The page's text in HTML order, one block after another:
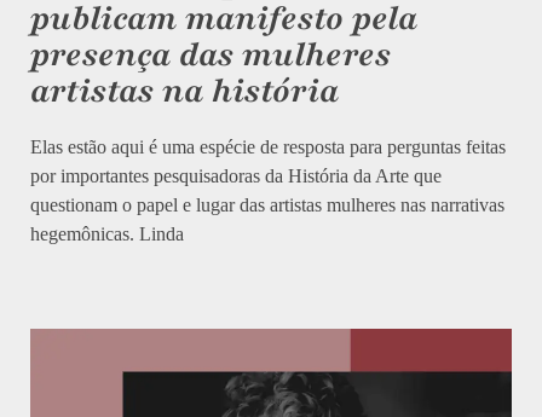
publicam manifesto pela
presença das mulheres
artistas na história
Elas estão aqui é uma espécie de resposta para perguntas feitas
por importantes pesquisadoras da História da Arte que
questionam o papel e lugar das artistas mulheres nas narrativas
hegemônicas. Linda